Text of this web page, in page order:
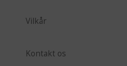
Vilkår
Kontakt os